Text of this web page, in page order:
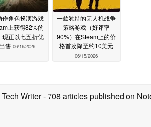
作角色扮演游戏
上获得82%的
现正以七五折优
售 06/16/2026
一款独特的无人机战争
策略游戏（好评率
90%）在Steam上的价
格首次降至约10美元
06/15/2026
Tech Writer- 708 articles published on